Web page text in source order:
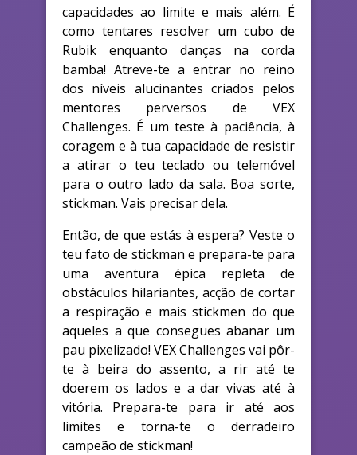
capacidades ao limite e mais além. É
como tentares resolver um cubo de
Rubik enquanto danças na corda
bamba! Atreve-te a entrar no reino
dos níveis alucinantes criados pelos
mentores perversos de VEX
Challenges. É um teste à paciência, à
coragem e à tua capacidade de resistir
a atirar o teu teclado ou telemóvel
para o outro lado da sala. Boa sorte,
stickman. Vais precisar dela.
Então, de que estás à espera? Veste o
teu fato de stickman e prepara-te para
uma aventura épica repleta de
obstáculos hilariantes, acção de cortar
a respiração e mais stickmen do que
aqueles a que consegues abanar um
pau pixelizado! VEX Challenges vai pôr-
te à beira do assento, a rir até te
doerem os lados e a dar vivas até à
vitória. Prepara-te para ir até aos
limites e torna-te o derradeiro
campeão de stickman!